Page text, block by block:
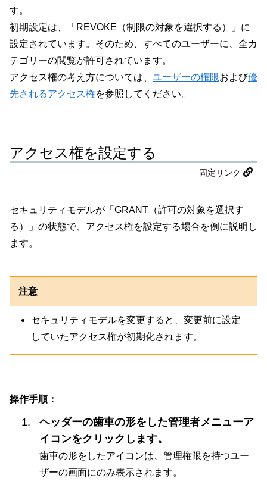
す。
初期設定は、「REVOKE（制限の対象を選択する）」に
設定されています。そのため、すべてのユーザーに、全カ
テゴリーの閲覧が許可されています。
アクセス権の考え方については、 ユーザーの権限および優
先されるアクセス権を参照してください。
アクセス権を設定する
固定リンク
セキュリティモデルが「GRANT（許可の対象を選択す
る）」の状態で、アクセス権を設定する場合を例に説明し
ます。
注意
セキュリティモデルを変更すると、変更前に設定
していたアクセス権が初期化されます。
操作手順：
ヘッダーの歯車の形をした管理者メニューア
イコンをクリックします。
歯車の形をしたアイコンは、管理権限を持つユー
ザーの画面にのみ表示されます。